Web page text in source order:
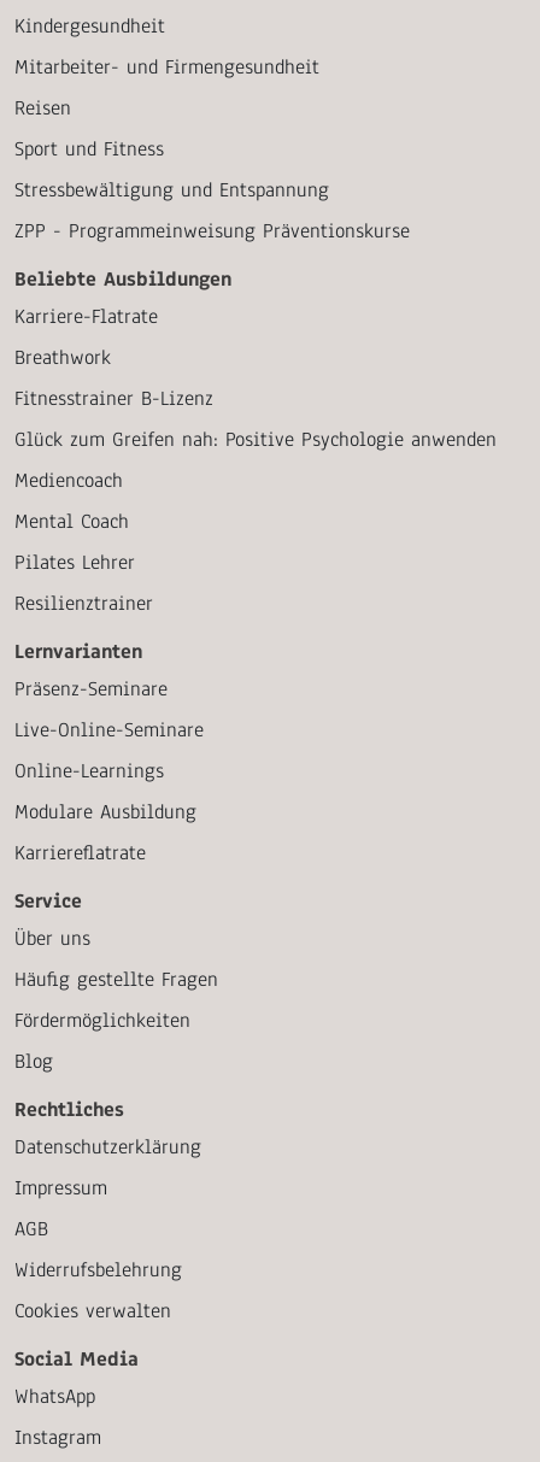
Kindergesundheit
Mitarbeiter- und Firmengesundheit
Reisen
Sport und Fitness
Stressbewältigung und Entspannung
ZPP - Programmeinweisung Präventionskurse
Beliebte Ausbildungen
Karriere-Flatrate
Breathwork
Fitnesstrainer B-Lizenz
Glück zum Greifen nah: Positive Psychologie anwenden
Mediencoach
Mental Coach
Pilates Lehrer
Resilienztrainer
Lernvarianten
Präsenz-Seminare
Live-Online-Seminare
Online-Learnings
Modulare Ausbildung
Karriereflatrate
Service
Über uns
Häufig gestellte Fragen
Fördermöglichkeiten
Blog
Rechtliches
Datenschutzerklärung
Impressum
AGB
Widerrufsbelehrung
Cookies verwalten
Social Media
WhatsApp
Instagram